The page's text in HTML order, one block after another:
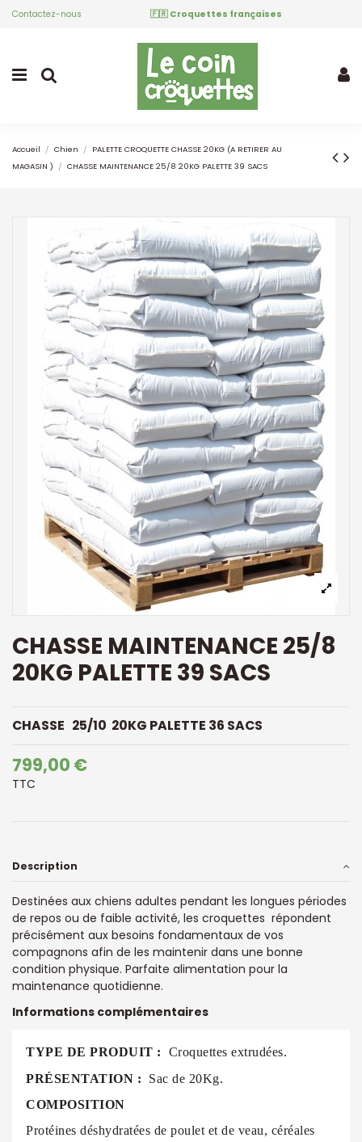
Contactez-nous 🇫🇷 Croquettes françaises
Accueil Chien
PALETTE CROQUETTE CHASSE 20KG (A RETIRER AU
MAGASIN )
CHASSE MAINTENANCE 25/8 20KG PALETTE 39 SACS
CHASSE MAINTENANCE 25/8
20KG PALETTE 39 SACS
CHASSE 25/10 20KG PALETTE 36 SACS
799,00 €
TTC
Description
Destinées aux chiens adultes pendant les longues périodes
de repos ou de faible activité, les croquettes répondent
précisément aux besoins fondamentaux de vos
compagnons afin de les maintenir dans une bonne
condition physique. Parfaite alimentation pour la
maintenance quotidienne.
Informations complémentaires
TYPE DE PRODUIT : Croquettes extrudées.
PRÉSENTATION : Sac de 20Kg.
COMPOSITION
Protéines déshydratées de poulet et de veau, céréales